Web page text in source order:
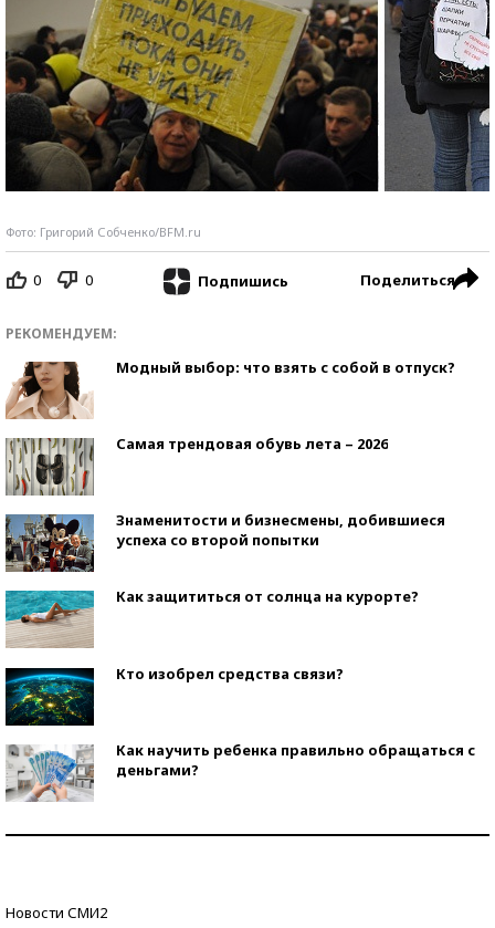
Фото: Григорий Собченко/BFM.ru
0 0 Подпишись Поделиться
РЕКОМЕНДУЕМ:
Модный выбор: что взять с собой в отпуск?
Самая трендовая обувь лета – 2026
Знаменитости и бизнесмены, добившиеся
успеха со второй попытки
Как защититься от солнца на курорте?
Кто изобрел средства связи?
Как научить ребенка правильно обращаться с
деньгами?
Новости СМИ2